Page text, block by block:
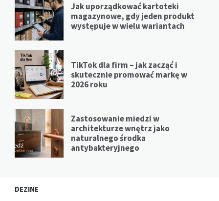
Jak uporządkować kartoteki
magazynowe, gdy jeden produkt
występuje w wielu wariantach
TikTok dla firm – jak zacząć i
skutecznie promować markę w
2026 roku
Zastosowanie miedzi w
architekturze wnętrz jako
naturalnego środka
antybakteryjnego
DEZINE